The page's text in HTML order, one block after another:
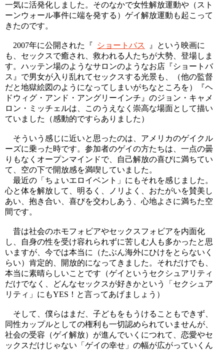
一気に活発化しました。そのなかで女性解放運動や（スト
ーンウォール事件に端を発する）ゲイ解放運動も起こって
きたのです。
2007年に公開された『 ショートバス
』という映画に
も、セックスで癒され、救われる人たちが大勢、登場しま
す。ハッテン場のようなサロンのようなお店『ショートバ
ス』で男女が入り乱れてセックスする光景も、（他の監督
だと地獄絵図のようになってしまいがちなところを）『ヘ
ドウィグ・アンド・アングリーインチ』のジョン・キャメ
ロン・ミッチェルは、このうえなく崇高な場面として描い
ていました（感動的ですらありました）
そういう感じに近いと思ったのは、アメリカのゲイクル
ーズに乗った時です。参加者のゲイの方たちは、一点の曇
りもなくオープンマインドで、自己解放の喜びに満ちてい
て、空の下で開放感を満喫していました。
最近の「ちょいエロイベント」にもそれを感じました。
心と体を解放して、明るく、ノリよく、おたがいを賛美し
あい、抱き合い、喜びを交わしあう、心地よさに満ちた空
間です。
昔は社会のホモフォビアやセックスフォビアを内面化
し、自身の性を受け容れられずに苦しむ人も多かったと思
いますが、今では本当に（たぶん海外にひけをとらないく
らい）肯定的、開放的になってきました。それだけでも、
本当に素晴らしいことです（ゲイというセクシュアリティ
だけでなく、どんなセックスが好きかという「セクシュア
リティ」にもYES！と言ってあげましょう）
そして、僕らはまだ、子どもをもうけることもできず、
同性カップルとしての権利も一切認められていませんが、
社会の受容（ゲイ解放）が進んでいくにつれて、恋愛やセ
ックスだけじゃない「ゲイの幸せ」の幅が広がっていくん